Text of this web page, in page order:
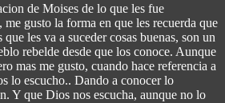
de Moises de lo que les fue
me gusto la forma en que les recuerda que
les va a suceder cosas buenas, son un
rebelde desde que los conoce. Aunque
mas me gusto, cuando hace referencia a
lo escucho.. Dando a conocer lo
Y que Dios nos escucha, aunque no lo